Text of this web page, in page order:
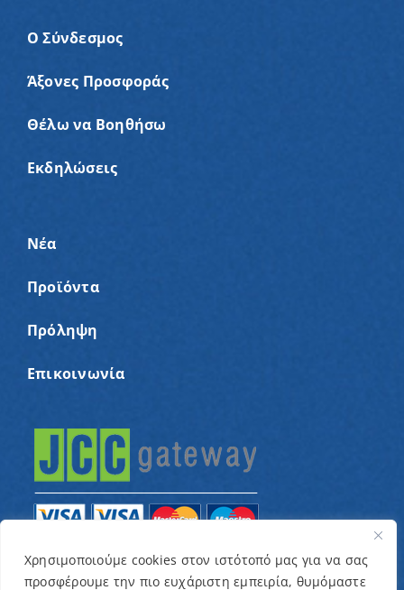
Χρησιμοποιούμε cookies στον ιστότοπό μας για να σας
προσφέρουμε την πιο ευχάριστη εμπειρία, θυμόμαστε
Ο Σύνδεσμος
Άξονες Προσφοράς
Θέλω να Βοηθήσω
Εκδηλώσεις
Νέα
Προϊόντα
Πρόληψη
Επικοινωνία